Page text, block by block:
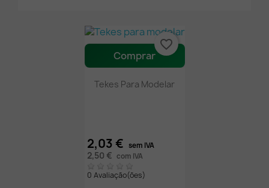
Comprar
Tekes Para Modelar
2,03 € sem IVA
2,50 € com IVA
0 Avaliação(ões)
favorite_border